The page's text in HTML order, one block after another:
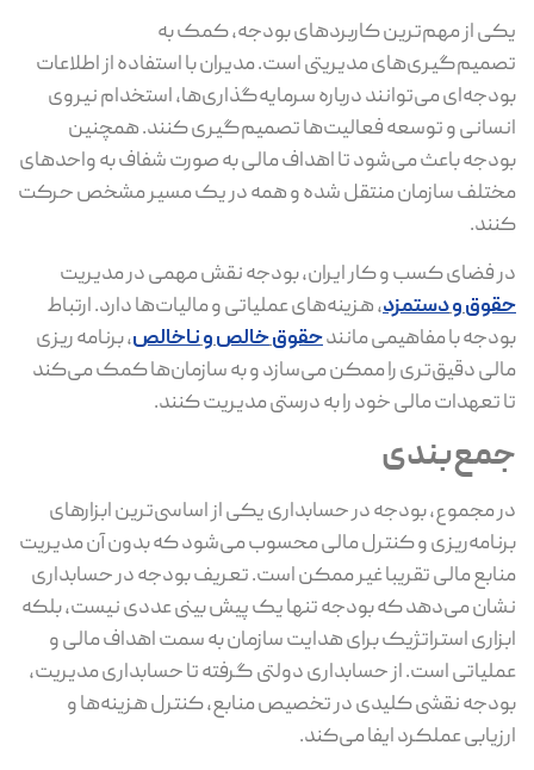
یکی از مهم‌ترین کاربردهای بودجه، کمک به
تصمیم‌گیری‌های مدیریتی است. مدیران با استفاده از اطلاعات
بودجه‌ای می‌توانند درباره سرمایه‌گذاری‌ها، استخدام نیروی
انسانی و توسعه فعالیت‌ها تصمیم‌گیری کنند. همچنین
بودجه باعث می‌شود تا اهداف مالی به‌ صورت شفاف به واحدهای
مختلف سازمان منتقل شده و همه در یک مسیر مشخص حرکت
کنند.
در فضای کسب‌ و کار ایران، بودجه نقش مهمی در مدیریت
حقوقودستمزد، هزینه‌های عملیاتی و مالیات‌ها دارد. ارتباط
بودجه با مفاهیمی مانندحقوقخالصوناخالص، برنامه‌ ریزی
مالی دقیق‌تری را ممکن می‌سازد و به سازمان‌ها کمک می‌کند
تا تعهدات مالی خود را به‌ درستی مدیریت کنند.
جمع‌بندی
در مجموع، بودجه در حسابداری یکی از اساسی‌ترین ابزارهای
برنامه‌‌ریزی و کنترل مالی محسوب می‌شود که بدون آن مدیریت
منابع مالی تقریبا غیر ممکن است. تعریف بودجه در حسابداری
نشان می‌دهد که بودجه تنها یک پیش‌ بینی عددی نیست، بلکه
ابزاری استراتژیک برای هدایت سازمان به سمت اهداف مالی و
عملیاتی است. از حسابداری دولتی گرفته تا حسابداری مدیریت،
بودجه نقشی کلیدی در تخصیص منابع، کنترل هزینه‌ها و
ارزیابی عملکرد ایفا می‌کند.